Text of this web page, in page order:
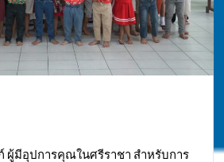
ผู้มีอุปการคุณในศรีราชา สำหรับการ